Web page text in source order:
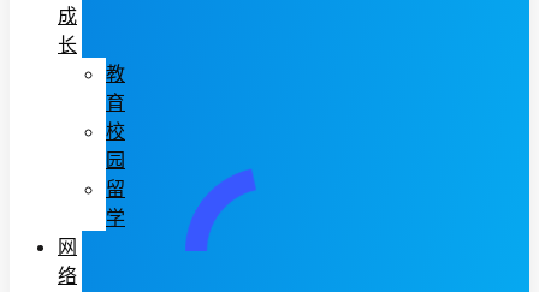
成
长
教
育
校
园
留
学
网
络